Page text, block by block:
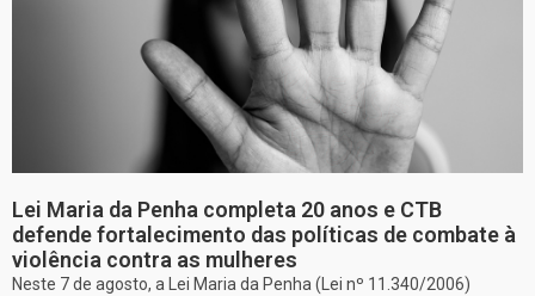
Lei Maria da Penha completa 20 anos e CTB
defende fortalecimento das políticas de combate à
violência contra as mulheres
Neste 7 de agosto, a Lei Maria da Penha (Lei nº 11.340/2006)